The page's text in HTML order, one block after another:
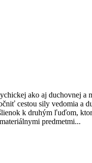
ako aj duchovnej
cestou sily vedomia a
k druhým ľuďom,
predmetmi...